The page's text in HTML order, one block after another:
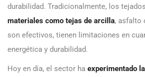
durabilidad. Tradicionalmente, los
materiales como tejas de arcilla, asfalto
son efectivos, tienen limitaciones en
energética y durabilidad.
Hoy en día, el sector ha experimentado